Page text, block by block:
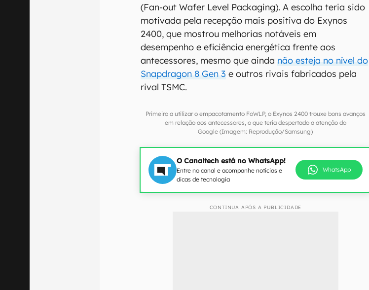
(Fan-out Wafer Level Packaging). A escolha teria sido
motivada pela recepção mais positiva do Exynos
2400, que mostrou melhorias notáveis em
desempenho e eficiência energética frente aos
antecessores, mesmo que ainda não esteja no nível do
Snapdragon 8 Gen 3 e outros rivais fabricados pela
rival TSMC.
Primeiro a utilizar o empacotamento FoWLP, o Exynos 2400 trouxe bons avanços
em relação aos antecessores, o que teria despertado a atenção do
Google (Imagem: Reprodução/Samsung)
O Canaltech está no WhatsApp!
Entre no canal e acompanhe notícias e
dicas de tecnologia
WhatsApp
CONTINUA APÓS A PUBLICIDADE